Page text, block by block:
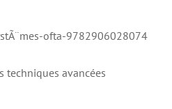
techniques avancées